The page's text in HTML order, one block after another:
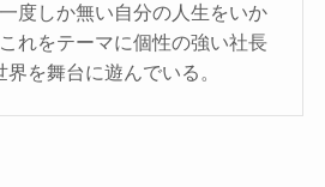
度しか無い自分の人生をいか
れをテーマに個性の強い社長
を舞台に遊んでいる。